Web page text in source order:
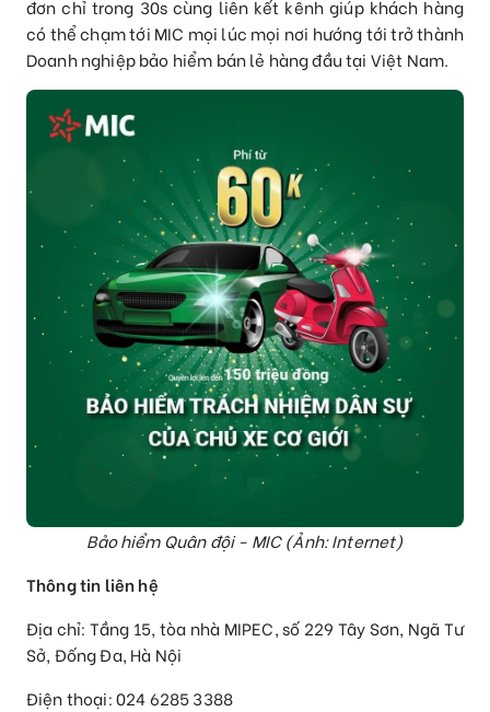
đơn chỉ trong 30s cùng liên kết kênh giúp khách hàng
có thể chạm tới MIC mọi lúc mọi nơi hướng tới trở thành
Doanh nghiệp bảo hiểm bán lẻ hàng đầu tại Việt Nam.
Bảo hiểm Quân đội - MIC (Ảnh: Internet)
Thông tin liên hệ
Địa chỉ: Tầng 15, tòa nhà MIPEC, số 229 Tây Sơn, Ngã Tư
Sở, Đống Đa, Hà Nội
Điện thoại: 024 6285 3388